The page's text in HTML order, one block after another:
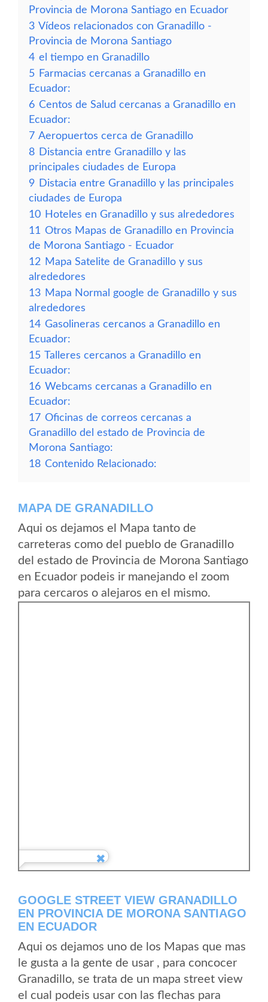
Provincia de Morona Santiago en Ecuador
3 Vídeos relacionados con Granadillo -
Provincia de Morona Santiago
4 el tiempo en Granadillo
5 Farmacias cercanas a Granadillo en
Ecuador:
6 Centos de Salud cercanas a Granadillo en
Ecuador:
7 Aeropuertos cerca de Granadillo
8 Distancia entre Granadillo y las
principales ciudades de Europa
9 Distacia entre Granadillo y las principales
ciudades de Europa
10 Hoteles en Granadillo y sus alrededores
11 Otros Mapas de Granadillo en Provincia
de Morona Santiago - Ecuador
12 Mapa Satelite de Granadillo y sus
alrededores
13 Mapa Normal google de Granadillo y sus
alrededores
14 Gasolineras cercanos a Granadillo en
Ecuador:
15 Talleres cercanos a Granadillo en
Ecuador:
16 Webcams cercanas a Granadillo en
Ecuador:
17 Oficinas de correos cercanas a
Granadillo del estado de Provincia de
Morona Santiago:
18 Contenido Relacionado:
MAPA DE GRANADILLO
Aqui os dejamos el Mapa tanto de
carreteras como del pueblo de Granadillo
del estado de Provincia de Morona Santiago
en Ecuador podeis ir manejando el zoom
para cercaros o alejaros en el mismo.
GOOGLE STREET VIEW GRANADILLO
EN PROVINCIA DE MORONA SANTIAGO
EN ECUADOR
Aqui os dejamos uno de los Mapas que mas
le gusta a la gente de usar , para concocer
Granadillo, se trata de un mapa street view
el cual podeis usar con las flechas para